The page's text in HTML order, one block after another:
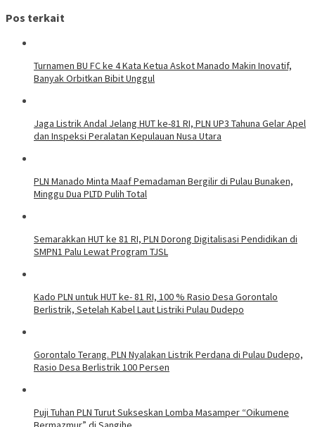
Pos terkait
Turnamen BU FC ke 4 Kata Ketua Askot Manado Makin Inovatif,
Banyak Orbitkan Bibit Unggul
Jaga Listrik Andal Jelang HUT ke-81 RI, PLN UP3 Tahuna Gelar Apel
dan Inspeksi Peralatan Kepulauan Nusa Utara
PLN Manado Minta Maaf Pemadaman Bergilir di Pulau Bunaken,
Minggu Dua PLTD Pulih Total
Semarakkan HUT ke 81 RI, PLN Dorong Digitalisasi Pendidikan di
SMPN1 Palu Lewat Program TJSL
Kado PLN untuk HUT ke- 81 RI, 100 % Rasio Desa Gorontalo
Berlistrik, Setelah Kabel Laut Listriki Pulau Dudepo
Gorontalo Terang. PLN Nyalakan Listrik Perdana di Pulau Dudepo,
Rasio Desa Berlistrik 100 Persen
Puji Tuhan PLN Turut Sukseskan Lomba Masamper “Oikumene